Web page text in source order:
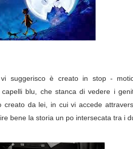
suggerisco è creato in stop -
blu, che stanca di vedere i
da lei, in cui vi accede
bene la storia un po intersecata tra i